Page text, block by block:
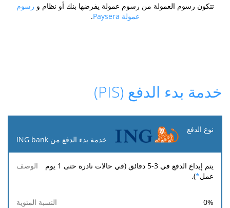
تتكون رسوم العمولة من رسوم عمولة يفرضها بنك أو نظام و رسوم
عمولة Paysera
.
خدمة بدء الدفع (PIS)
نوع
الوصف
النسبة
الحد
الحد
رسوم
خدمة بدء الدفع من ING bank
يتم إيداع الدفع في 3-5 دقائق (في حالات نادرة حتى 1 يوم
عمل*
).
0%